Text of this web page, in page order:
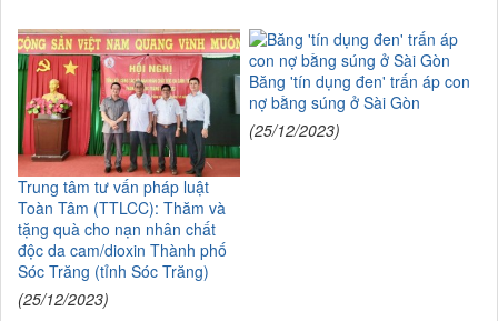
Trung tâm tư vấn pháp luật
Toàn Tâm (TTLCC): Thăm và
tặng quà cho nạn nhân chất
độc da cam/dioxin Thành phố
Sóc Trăng (tỉnh Sóc Trăng)
(25/12/2023)
Băng 'tín dụng đen' trấn áp con
nợ bằng súng ở Sài Gòn
(25/12/2023)